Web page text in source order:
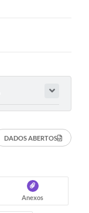
DADOS ABERTOS
Anexos